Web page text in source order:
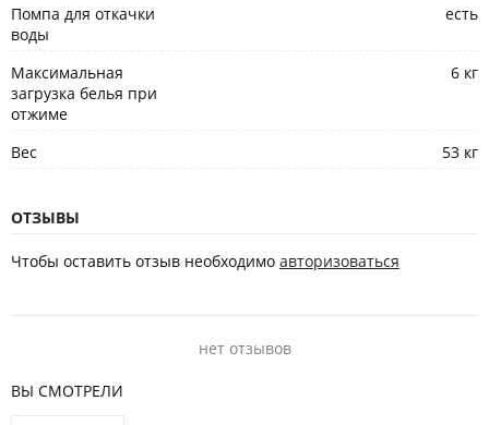
Помпа для откачки
воды
есть
Максимальная
загрузка белья при
отжиме
6 кг
Вес 53 кг
ОТЗЫВЫ
Чтобы оставить отзыв необходимо авторизоваться
нет отзывов
ВЫ СМОТРЕЛИ